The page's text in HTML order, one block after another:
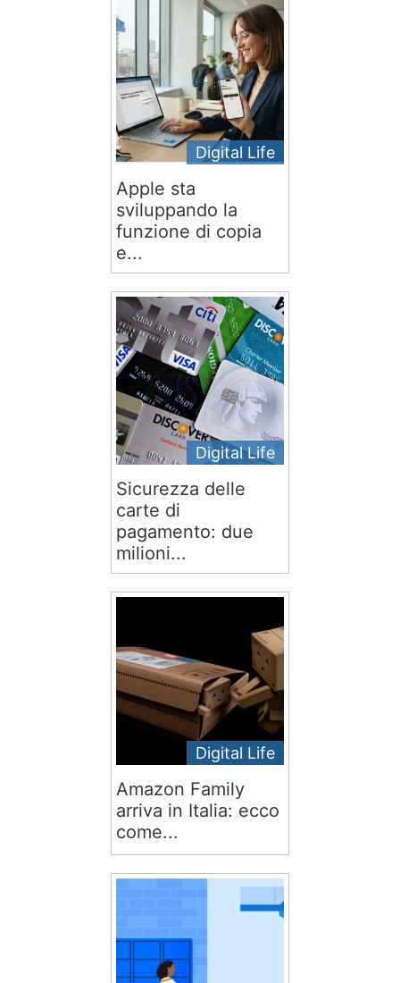
Digital Life
Apple sta
sviluppando la
funzione di copia
e...
Digital Life
Sicurezza delle
carte di
pagamento: due
milioni...
Digital Life
Amazon Family
arriva in Italia: ecco
come...